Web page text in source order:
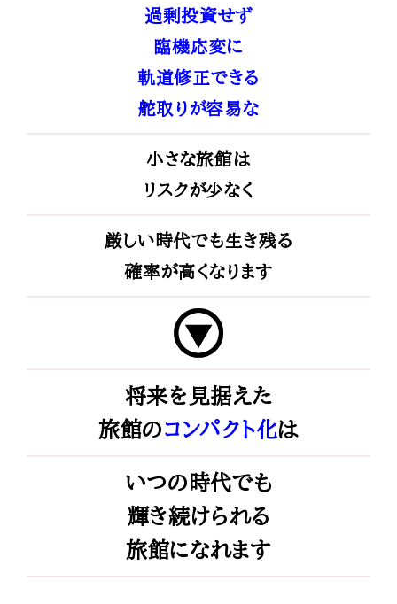
過剰投資せず
臨機応変に
軌道修正できる
舵取りが容易な
小さな旅館は
リスクが少なく
厳しい時代でも生き残る
確率が高くなります
将来を見据えた
旅館のコンパクト化は
いつの時代でも
輝き続けられる
旅館になれます